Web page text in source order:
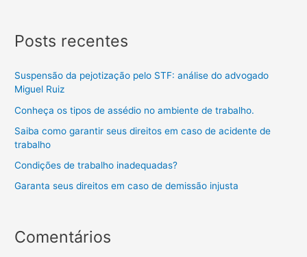
Posts recentes
Suspensão da pejotização pelo STF: análise do advogado
Miguel Ruiz
Conheça os tipos de assédio no ambiente de trabalho.
Saiba como garantir seus direitos em caso de acidente de
trabalho
Condições de trabalho inadequadas?
Garanta seus direitos em caso de demissão injusta
Comentários